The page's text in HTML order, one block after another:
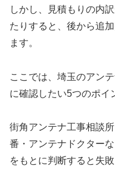
しかし、見積もりの内
たりすると、後から追
ます。
ここでは、埼玉のアン
に確認したい5つのポイ
街角アンテナ工事相談
番・アンテナドクター
をもとに判断すると失